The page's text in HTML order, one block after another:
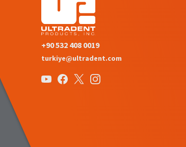
+90 532 408 0019
turkiye@ultradent.com